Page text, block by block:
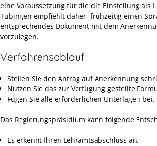
eine Voraussetzung für die die Einstellung als
Tübingen empfiehlt daher, frühzeitig einen
entsprechendes Dokument mit dem
vorzulegen.
Verfahrensablauf
Stellen Sie den Antrag auf Anerkennung
Nutzen Sie das zur Verfügung gestellte
Fügen Sie alle erforderlichen Unterlagen bei.
Das Regierungspräsidium kann folgende
Es erkennt Ihren Lehramtsabschluss an.